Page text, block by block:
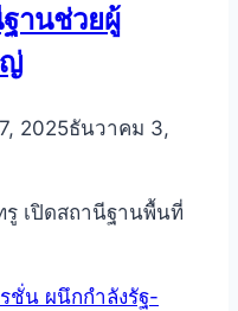
านช่วยผู้
2025ธันวาคม 3,
เปิดสถานีฐานพื้นที่
ชั่น ผนึกกำลังรัฐ-